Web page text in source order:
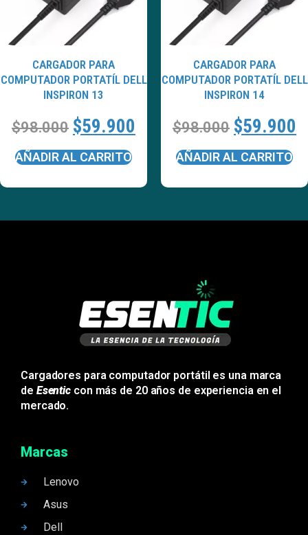
CARGADOR PARA
COMPUTADOR PORTATÍL DELL
INSPIRON 13
$98.000 $59.900
AÑADIR AL CARRITO
CARGADOR PARA
COMPUTADOR PORTATÍL DELL
INSPIRON 14
$98.000 $59.900
AÑADIR AL CARRITO
Cargadores para computador portátil es una marca
de Esentic con más de 20 años de experiencia en el
mercado.
Marcas
Lenovo
Asus
Dell